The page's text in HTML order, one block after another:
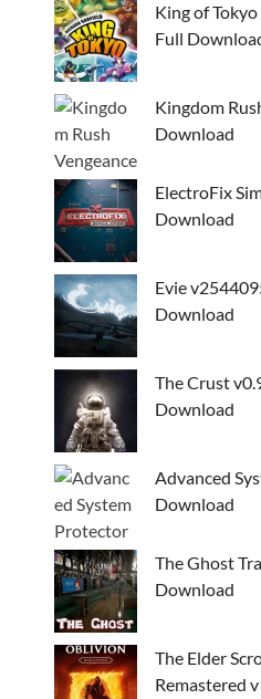
King of
Full
Kingdom
Download
ElectroFix
Download
Evie
Download
The Crust
Download
Advanced
Download
The Ghost
Download
The Elder
Remastered